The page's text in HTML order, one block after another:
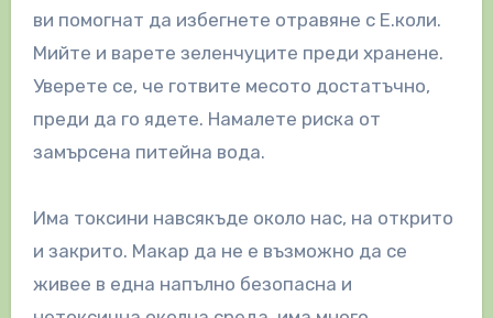
ви помогнат да избегнете отравяне с Е.коли.
Мийте и варете зеленчуците преди хранене.
Уверете се, че готвите месото достатъчно,
преди да го ядете. Намалете риска от
замърсена питейна вода.
Има токсини навсякъде около нас, на открито
и закрито. Макар да не е възможно да се
живее в една напълно безопасна и